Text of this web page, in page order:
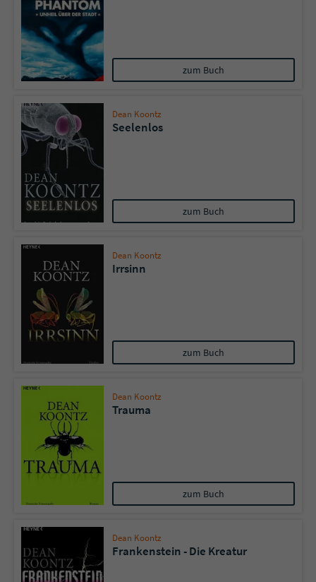
zum Buch
Dean Koontz
Seelenlos
zum Buch
Dean Koontz
Irrsinn
zum Buch
Dean Koontz
Trauma
zum Buch
Dean Koontz
Frankenstein - Die Kreatur